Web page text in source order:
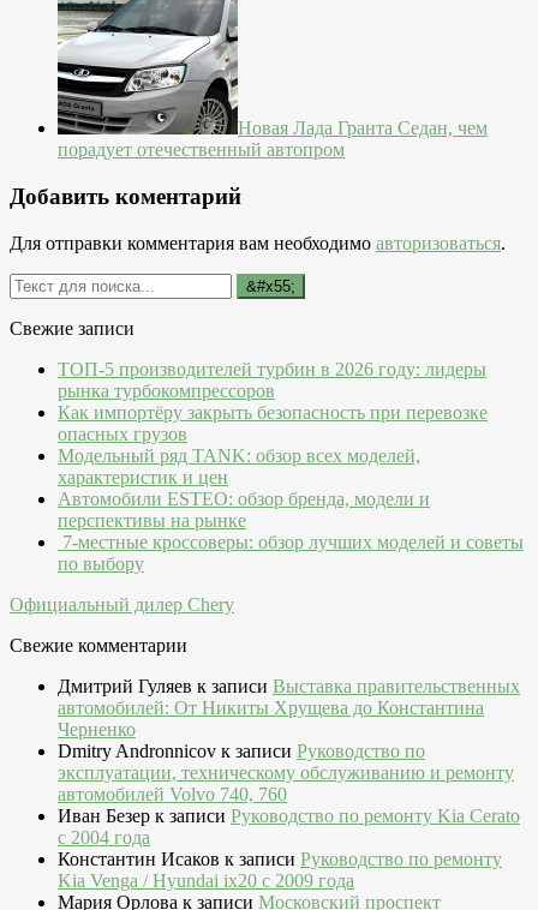
Новая Лада Гранта Седан, чем
порадует отечественный автопром
Добавить коментарий
Для отправки комментария вам необходимо авторизоваться.
Свежие записи
ТОП-5 производителей турбин в 2026 году: лидеры
рынка турбокомпрессоров
Как импортёру закрыть безопасность при перевозке
опасных грузов
Модельный ряд TANK: обзор всех моделей,
характеристик и цен
Автомобили ESTEO: обзор бренда, модели и
перспективы на рынке
7-местные кроссоверы: обзор лучших моделей и советы
по выбору
Официальный дилер Chery
Свежие комментарии
Дмитрий Гуляев к записи Выставка правительственных
автомобилей: От Никиты Хрущева до Константина
Черненко
Dmitry Andronnicov к записи Руководство по
эксплуатации, техническому обслуживанию и ремонту
автомобилей Volvo 740, 760
Иван Безер к записи Руководство по ремонту Kia Cerato
c 2004 года
Константин Исаков к записи Руководство по ремонту
Kia Venga / Hyundai ix20 c 2009 года
Мария Орлова к записи Московский проспект